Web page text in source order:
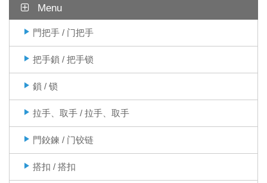
Menu
門把手 / 门把手
把手鎖 / 把手锁
鎖 / 锁
拉手、取手 / 拉手、取手
門鉸鍊 / 门铰链
搭扣 / 搭扣